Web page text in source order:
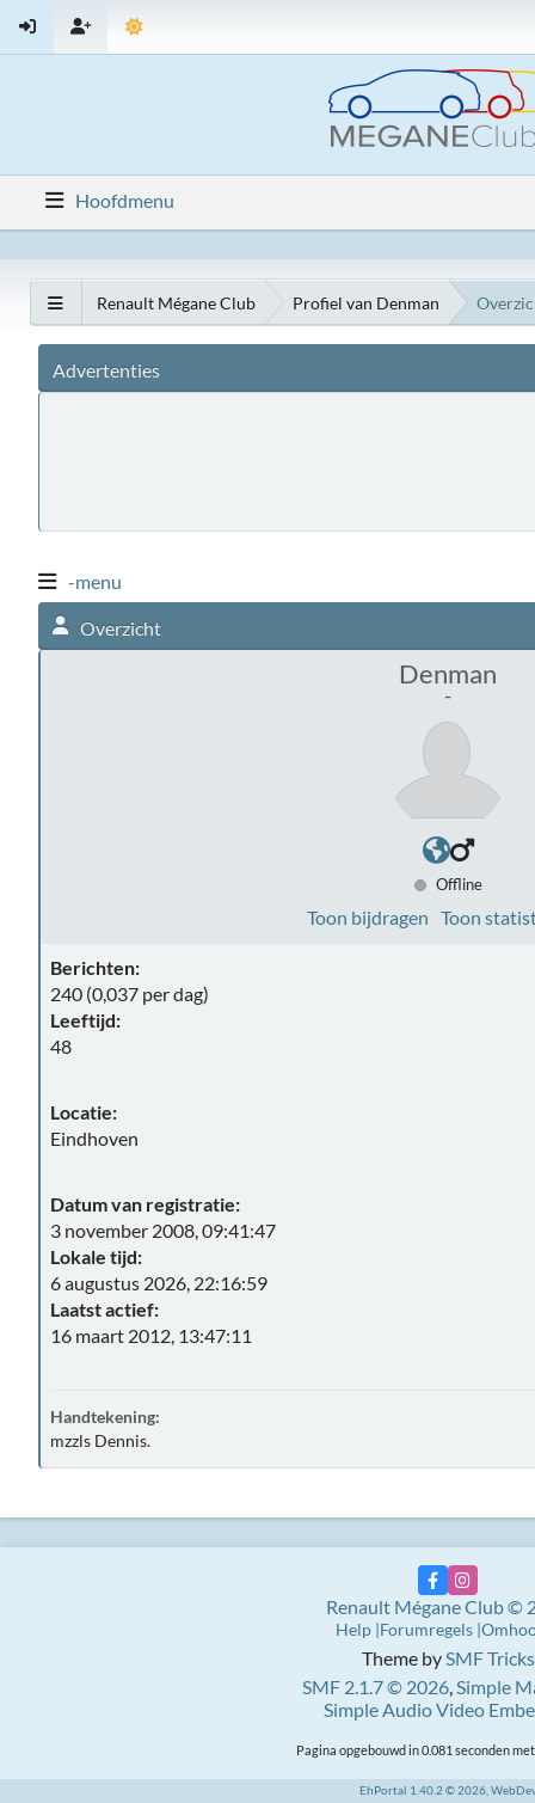
Hoofdmenu
Renault Mégane Club Profiel van Denman
Advertenties
-menu
Overzicht
Denman
-
Offline
Toon bijdragen Toon
Berichten:
240 (0,037 per dag)
Leeftijd:
48
Locatie:
Eindhoven
Datum van registratie:
3 november 2008, 09:41:47
Lokale tijd:
6 augustus 2026, 22:16:59
Laatst actief:
16 maart 2012, 13:47:11
Handtekening:
mzzls Dennis.
Theme bySMF Tricks
SMF 2.1.7 © 2026,Simple
Simple Audio Video
Renault Mégane Club ©
Help Forumregels
Pagina opgebouwd in 0.081 seconden
EhPortal 1.40.2 © 2026,